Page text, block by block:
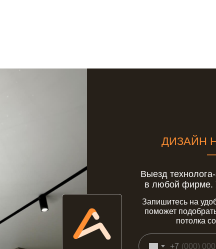
Выезд
в любой фирме.
Запишитесь на
поможет
потолка
ДИЗАЙН
+7